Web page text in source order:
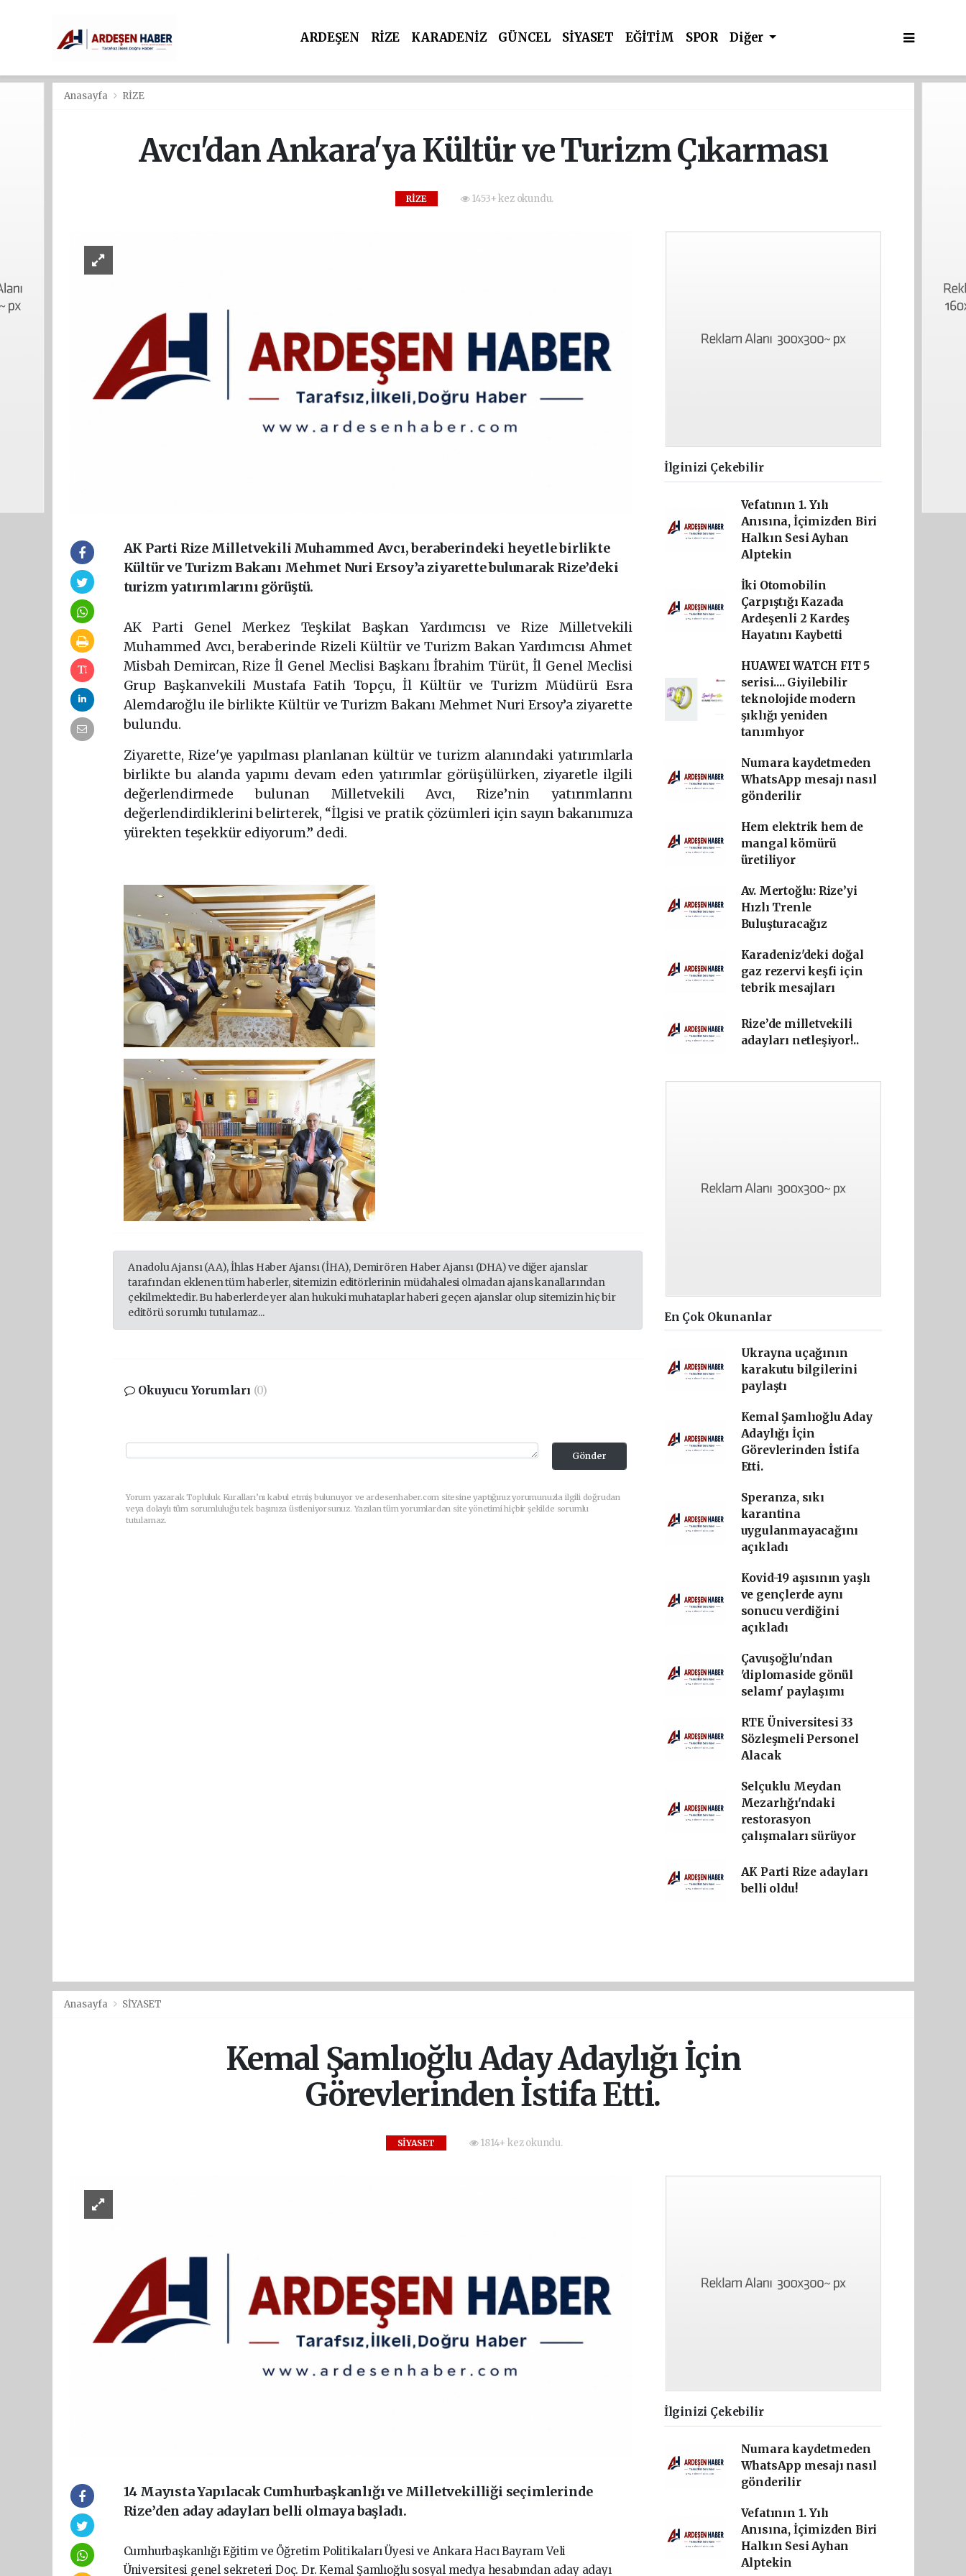
ARDEŞEN RİZE KARADENİZ GÜNCEL SİYASET EĞİTİM SPOR Diğer
Anasayfa RİZE
Avcı'dan Ankara'ya Kültür ve Turizm Çıkarması
RİZE 1453+ kez okundu.
AK Parti Rize Milletvekili Muhammed Avcı, beraberindeki heyetle birlikte
Kültür ve Turizm Bakanı Mehmet Nuri Ersoy’a ziyarette bulunarak Rize’deki
turizm yatırımlarını görüştü.
AK Parti Genel Merkez Teşkilat Başkan Yardımcısı ve Rize Milletvekili
Muhammed Avcı, beraberinde Rizeli Kültür ve Turizm Bakan Yardımcısı Ahmet
Misbah Demircan, Rize İl Genel Meclisi Başkanı İbrahim Türüt, İl Genel Meclisi
Grup Başkanvekili Mustafa Fatih Topçu, İl Kültür ve Turizm Müdürü Esra
Alemdaroğlu ile birlikte Kültür ve Turizm Bakanı Mehmet Nuri Ersoy’a ziyarette
bulundu.
Ziyarette, Rize'ye yapılması planlanan kültür ve turizm alanındaki yatırımlarla
birlikte bu alanda yapımı devam eden yatırımlar görüşülürken, ziyaretle ilgili
değerlendirmede bulunan Milletvekili Avcı, Rize’nin yatırımlarını
değerlendirdiklerini belirterek, “İlgisi ve pratik çözümleri için sayın bakanımıza
yürekten teşekkür ediyorum.” dedi.
Anadolu Ajansı (AA), İhlas Haber Ajansı (İHA), Demirören Haber Ajansı (DHA) ve diğer ajanslar
tarafından eklenen tüm haberler, sitemizin editörlerinin müdahalesi olmadan ajans kanallarından
çekilmektedir. Bu haberlerde yer alan hukuki muhataplar haberi geçen ajanslar olup sitemizin hiç bir
editörü sorumlu tutulamaz...
Okuyucu Yorumları (0)
Gönder
Yorum yazarak Topluluk Kuralları’nı kabul etmiş bulunuyor ve ardesenhaber.com sitesine yaptığınız yorumunuzla ilgili doğrudan
veya dolaylı tüm sorumluluğu tek başınıza üstleniyorsunuz. Yazılan tüm yorumlardan site yönetimi hiçbir şekilde sorumlu
tutulamaz.
İlginizi Çekebilir
Vefatının 1. Yılı
Anısına, İçimizden Biri
Halkın Sesi Ayhan
Alptekin
İki Otomobilin
Çarpıştığı Kazada
Ardeşenli 2 Kardeş
Hayatını Kaybetti
HUAWEI WATCH FIT 5
serisi.... Giyilebilir
teknolojide modern
şıklığı yeniden
tanımlıyor
Numara kaydetmeden
WhatsApp mesajı nasıl
gönderilir
Hem elektrik hem de
mangal kömürü
üretiliyor
Av. Mertoğlu: Rize’yi
Hızlı Trenle
Buluşturacağız
Karadeniz'deki doğal
gaz rezervi keşfi için
tebrik mesajları
Rize’de milletvekili
adayları netleşiyor!..
En Çok Okunanlar
Ukrayna uçağının
karakutu bilgilerini
paylaştı
Kemal Şamlıoğlu Aday
Adaylığı İçin
Görevlerinden İstifa
Etti.
Speranza, sıkı
karantina
uygulanmayacağını
açıkladı
Kovid-19 aşısının yaşlı
ve gençlerde aynı
sonucu verdiğini
açıkladı
Çavuşoğlu'ndan
'diplomaside gönül
selamı' paylaşımı
RTE Üniversitesi 33
Sözleşmeli Personel
Alacak
Selçuklu Meydan
Mezarlığı'ndaki
restorasyon
çalışmaları sürüyor
AK Parti Rize adayları
belli oldu!
Anasayfa SİYASET
Kemal Şamlıoğlu Aday Adaylığı İçin
Görevlerinden İstifa Etti.
SİYASET 1814+ kez okundu.
14 Mayısta Yapılacak Cumhurbaşkanlığı ve Milletvekilliği seçimlerinde
Rize’den aday adayları belli olmaya başladı.
Cumhurbaşkanlığı Eğitim ve Öğretim Politikaları Üyesi ve Ankara Hacı Bayram Veli
Üniversitesi genel sekreteri Doç. Dr. Kemal Şamlıoğlu sosyal medya hesabından aday adayı
İlginizi Çekebilir
Numara kaydetmeden
WhatsApp mesajı nasıl
gönderilir
Vefatının 1. Yılı
Anısına, İçimizden Biri
Halkın Sesi Ayhan
Alptekin